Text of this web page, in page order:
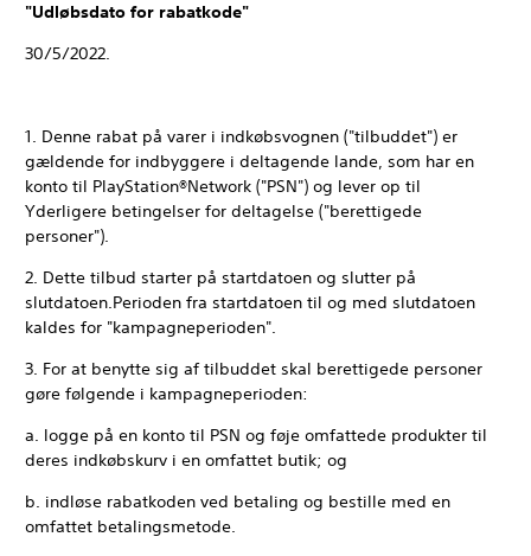
"Udløbsdato for rabatkode"
30/5/2022.
1. Denne rabat på varer i indkøbsvognen ("tilbuddet") er
gældende for indbyggere i deltagende lande, som har en
konto til PlayStation®Network ("PSN") og lever op til
Yderligere betingelser for deltagelse ("berettigede
personer").
2. Dette tilbud starter på startdatoen og slutter på
slutdatoen.Perioden fra startdatoen til og med slutdatoen
kaldes for "kampagneperioden".
3. For at benytte sig af tilbuddet skal berettigede personer
gøre følgende i kampagneperioden:
a. logge på en konto til PSN og føje omfattede produkter til
deres indkøbskurv i en omfattet butik; og
b. indløse rabatkoden ved betaling og bestille med en
omfattet betalingsmetode.